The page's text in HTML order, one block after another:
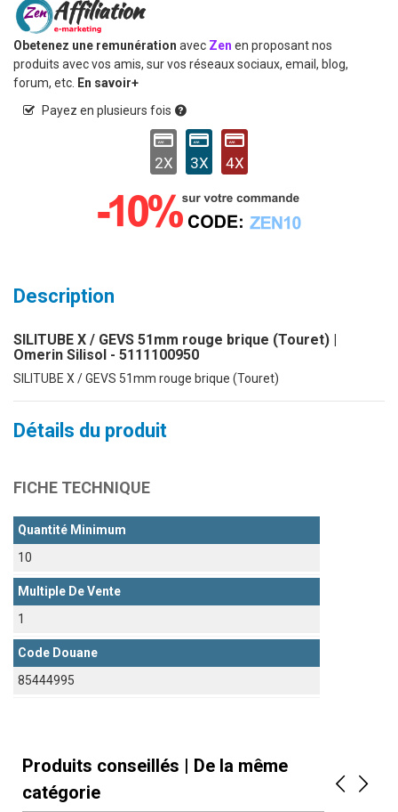
Obetenez une remunération avec Zen en proposant nos
produits avec vos amis, sur vos réseaux sociaux, email, blog,
forum, etc. En savoir+
Payez en plusieurs fois
2X 3X 4X
Description
SILITUBE X / GEVS 51mm rouge brique (Touret) |
Omerin Silisol - 5111100950
SILITUBE X / GEVS 51mm rouge brique (Touret)
Détails du produit
FICHE TECHNIQUE
Quantité Minimum
10
Multiple De Vente
1
Code Douane
85444995
Produits conseillés | De la même
catégorie